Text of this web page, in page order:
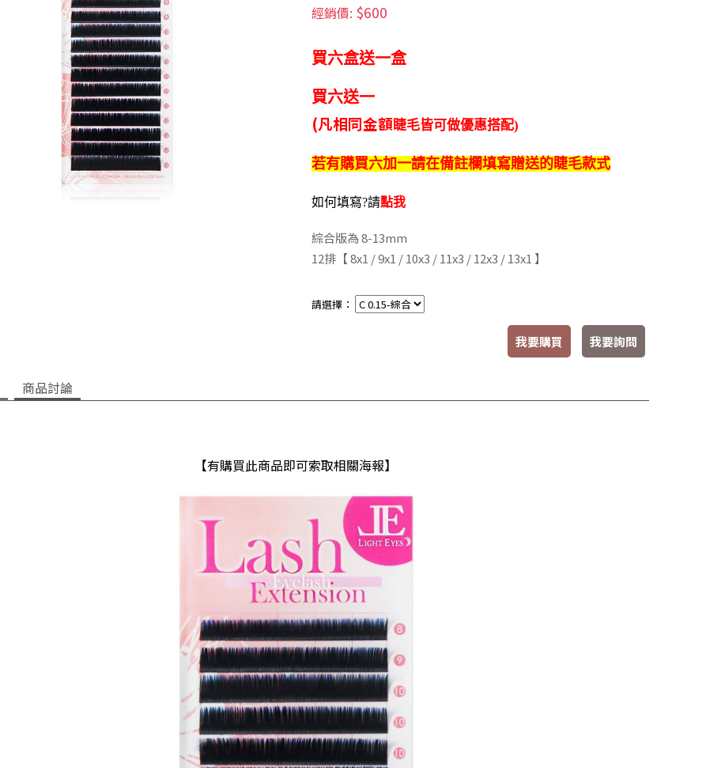
經銷價: $600
買六盒送一盒
買六送一
(凡相同金額睫毛皆可做優惠搭配)
若有購買六加一請在備註欄填寫贈送的睫毛款式
如何填寫?請點我
綜合版為 8-13mm
12排【 8x1 / 9x1 / 10x3 / 11x3 / 12x3 / 13x1 】
請選擇：
我要購買 我要詢問
商品討論
【有購買此商品即可索取相關海報】